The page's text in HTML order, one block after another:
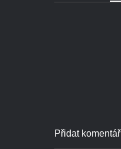
Přidat komentář